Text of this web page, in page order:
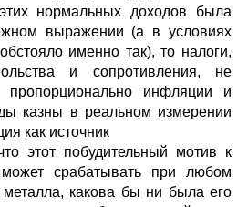
нормальных доходов была
выражении (а в условиях
именно так), то налоги,
и сопротивления, не
пропорционально инфляции и
казны в реальном измерении
как источник
этот побудительный мотив к
срабатывать при любом
какова бы ни была его